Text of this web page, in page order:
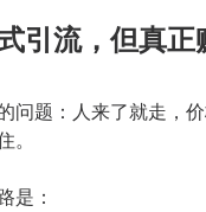
引流，但真正
问题：人来了就走，
。
是：